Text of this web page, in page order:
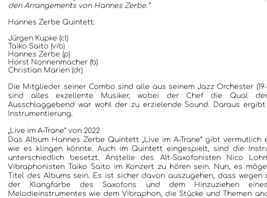
den Arrangements von Hannes Zerbe.“
Hannes Zerbe Quintett:
Jürgen Kupke (cl)
Taiko Saito (vib)
Hannes Zerbe (p)
Horst Nonnenmacher (b)
Christian Marien (dr)
Die Mitglieder seiner Combo sind alle aus seinem Jazz Orchester
sind alles exzellente Musiker, wobei der Chef die Qual
Ausschlaggebend war wohl der zu erzielende Sound. Daraus
Instrumentierung.
„Live im A-Trane“ von 2022
Das Album Hannes Zerbe Quintett „Live im A-Trane“ gibt vermutlich
wie es klingen könnte. Auch im Quintett eingespielt, sind die
unterschiedlich besetzt. Anstelle des Alt-Saxofonisten Nico
Vibraphonisten Taiko Saito im Konzert zu hören sein. Nun, es
Titel des Albums sein. Es ist sicher davon auszugehen, dass wegen
der Klangfarbe des Saxofons und dem Hinzuziehen
Melodieinstrumentes wie dem Vibraphon, die Stücke und Themen